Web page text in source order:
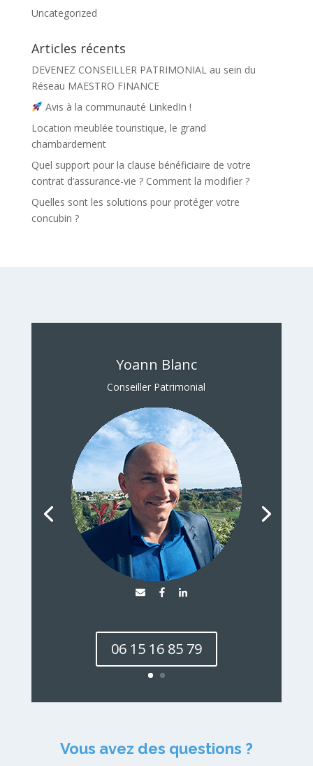
Uncategorized
Articles récents
DEVENEZ CONSEILLER PATRIMONIAL au sein du
Réseau MAESTRO FINANCE
Avis à la communauté LinkedIn !
Location meublée touristique, le grand
chambardement
Quel support pour la clause bénéficiaire de votre
contrat d’assurance-vie ? Comment la modifier ?
Quelles sont les solutions pour protéger votre
concubin ?
Yoann Blanc
Conseiller Patrimonial
06 15 16 85 79
Vous avez des questions ?